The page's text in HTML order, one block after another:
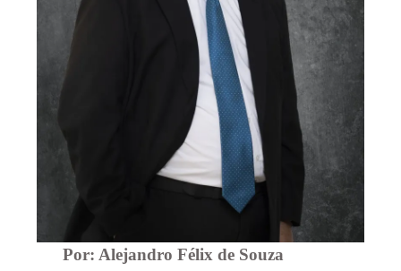
Por: Alejandro Félix de Souza